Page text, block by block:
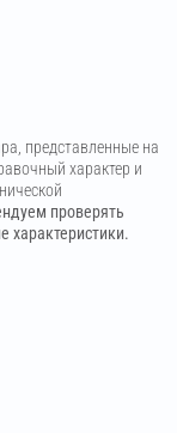
представленные на
характер и
проверять
характеристики.